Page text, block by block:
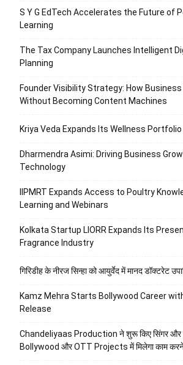
S Y G EdTech Accelerates the Future of
Learning
The Tax Company Launches Intelligent
Planning
Founder Visibility Strategy: How
Without Becoming Content Machines
Kriya Veda Expands Its Wellness
Dharmendra Asimi: Driving Business
Technology
IIPMRT Expands Access to Poultry
Learning and Webinars
Kolkata Startup LIORR Expands Its
Fragrance Industry
गिरिडीह के नीरज सिन्हा को आयुर्वेद में मानद डॉक्टरेट
Kamz Mehra Starts Bollywood Career
Release
Chandeliyaas Production ने शुरू किए सिंगर और
Bollywood और OTT Projects में मिलेगा काम करने